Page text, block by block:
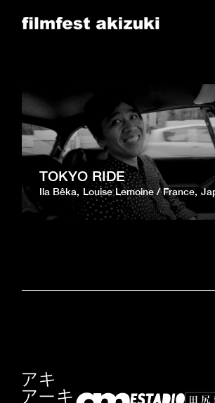
TOKYO RIDE
Ila Bêka Louise Lemoine France